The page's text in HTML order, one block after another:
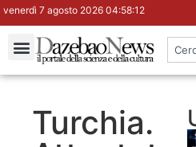
venerdì 7 agosto 2026 04:58:13
Turchia.